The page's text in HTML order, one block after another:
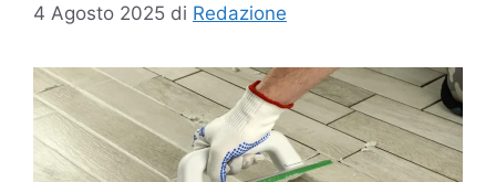
4 Agosto 2025 di Redazione